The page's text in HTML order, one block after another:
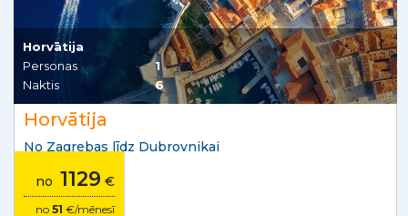
Horvātija
Personas
1
Naktis
6
Horvātija
No Zagrebas līdz Dubrovnikai
no 1129 €
no 51 €/mēnesī